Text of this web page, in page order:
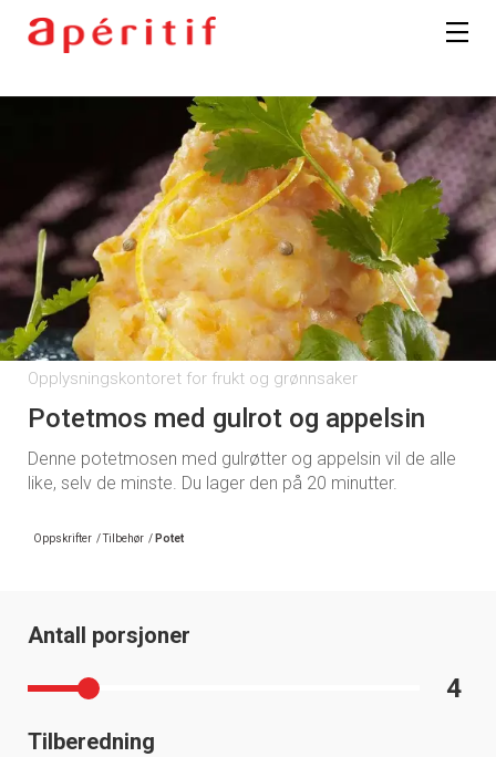
Opplysningskontoret for frukt og grønnsaker
Potetmos med gulrot og appelsin
Denne potetmosen med gulrøtter og appelsin vil de alle
like, selv de minste. Du lager den på 20 minutter.
Oppskrifter /Tilbehør / Potet
Antall porsjoner
4
Tilberedning